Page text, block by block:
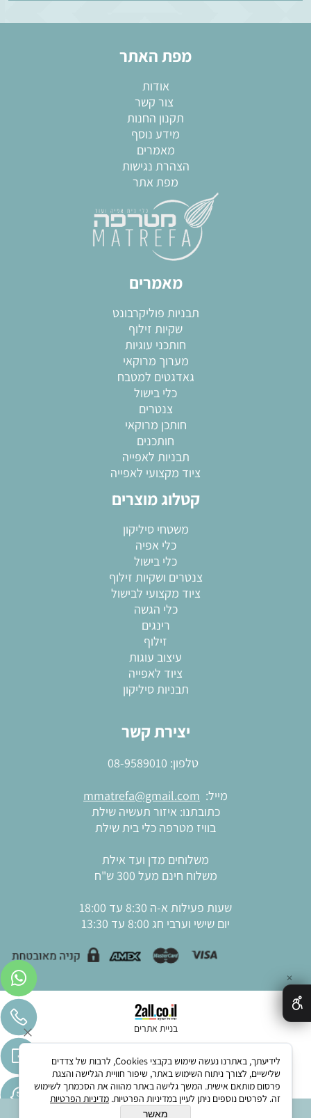
מפת האתר
אודות
צור קשר
תקנון החנות
מידע נוסף
מאמרים
הצהרת נגישות
מפת אתר
מאמרים
תבניות פוליקרבונט
שקיות זילוף
חותכני עוגיות
מערוך מרוקאי
גאדגטים למטבח
כלי בישול
צנטרים
חותכן מרוקאי
חותכנים
תבניות לאפייה
ציוד מקצועי לאפייה
קטלוג מוצרים
משטחי סיליקון
כלי אפיה
כלי בישול
צנטרים ושקיות זילוף
ציוד מקצועי לבישול
כלי הגשה
רינגים
זילוף
עיצוב עוגות
ציוד לאפייה
תבניות סיליקון
יצירת קשר
טלפון: 08-9589010
מייל: mmatrefa@gmail.com
כתובתנו: איזור תעשיה שילת
בוויז מטרפה כלי בית שילת
משלוחים מדן ועד אילת
משלוח חינם מעל 300 ש"ח
שעות פעילות א-ה 8:30 עד 18:00
יום שישי וערבי חג 8:00 עד 13:30
בניית אתרים
✕
לידיעתך, באתרנו נעשה שימוש בקבצי Cookies, לרבות של צדדים
שלישיים, לצורך ניתוח השימוש באתר, שיפור חוויית הגלישה והצגת
פרסום מותאם אישית. המשך גלישה באתר מהווה את הסכמתך לשימוש
זה. לפרטים נוספים ניתן לעיין במדיניות הפרטיות. מדיניות הפרטיות
מאשר